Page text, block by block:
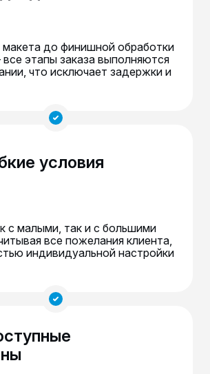
до финишной обработки
все этапы заказа выполняются
что исключает задержки и
условия
с малыми, так и с большими
все пожелания клиента,
индивидуальной настройки